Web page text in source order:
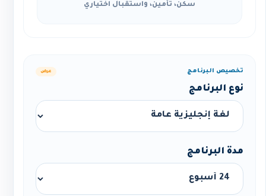
سكن، تأمين، واستقبال اختياري
تخصيص البرنامج عرض
نوع البرنامج
مدة البرنامج